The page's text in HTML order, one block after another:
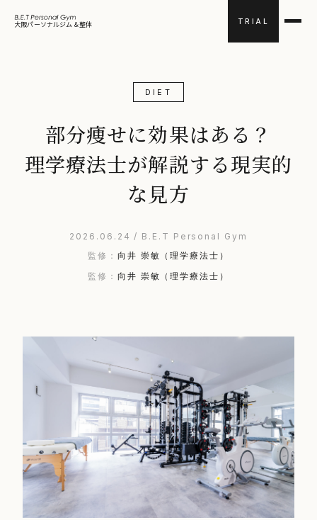
大阪パーソナルジム＆整体 TRIAL
DIET
部分痩せに効果はある？
理学療法士が解説する現実的
な見方
2026.06.24 / B.E.T Personal Gym
監修： 向井 崇敏（理学療法士）
監修： 向井 崇敏（理学療法士）